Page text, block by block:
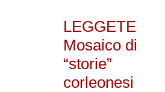
LEGGETE
Mosaico di
“storie”
corleonesi